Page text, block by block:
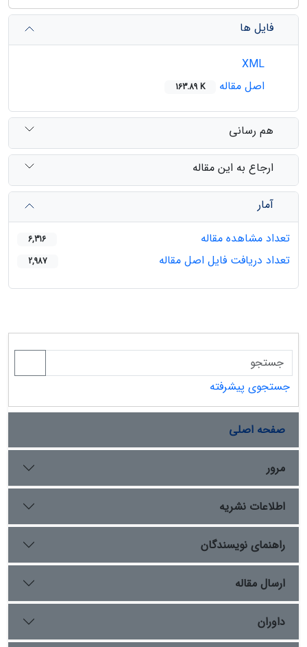
فایل ها
اصل مقاله
163.89 K
هم رسانی
ارجاع به این مقاله
آمار
تعداد مشاهده مقاله
6,316
تعداد دریافت فایل اصل مقاله 2,987
جستجوی پیشرفته
صفحه اصلی
مرور
اطلاعات نشریه
راهنمای نویسندگان
ارسال مقاله
داوران